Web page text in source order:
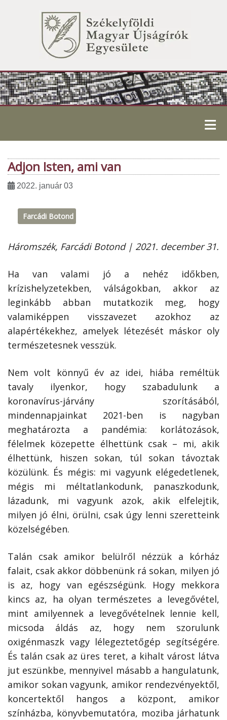
≡
Adjon Isten, ami van
2022. január 03
Farcádi Botond
Háromszék, Farcádi Botond | 2021. december 31.
Ha van valami jó a nehéz időkben,
krízishelyzetekben, válságokban, akkor az
leginkább abban mutatkozik meg, hogy
valamiképpen visszavezet azokhoz az
alapértékekhez, amelyek létezését máskor oly
természetesnek vesszük.
Nem volt könnyű év az idei, hiába reméltük
tavaly ilyenkor, hogy szabadulunk a
koronavírus-járvány szorításából,
mindennapjainkat 2021-ben is nagyban
meghatározta a pandémia: korlátozások,
félelmek közepette élhettünk csak – mi, akik
élhettünk, hiszen sokan, túl sokan távoztak
közülünk. És mégis: mi vagyunk elégedetlenek,
mégis mi méltatlankodunk, panaszkodunk,
lázadunk, mi vagyunk azok, akik elfelejtik,
milyen jó élni, örülni, csak úgy lenni szeretteink
közelségében.
Talán csak amikor belülről nézzük a kórház
falait, csak akkor döbbenünk rá sokan, milyen jó
is az, hogy van egészségünk. Hogy mekkora
kincs az, ha olyan természetes a levegővétel,
mint amilyennek a levegővételnek lennie kell,
micsoda áldás az, hogy nem szorulunk
oxigénmaszk vagy lélegeztetőgép segítségére.
És talán csak az üres teret, a kihalt várost látva
jut eszünkbe, mennyivel másabb a hangulatunk,
amikor sokan vagyunk, amikor rendezvényektől,
koncertektől hangos a központ, amikor
színházba, könyvbemutatóra, moziba járhatunk